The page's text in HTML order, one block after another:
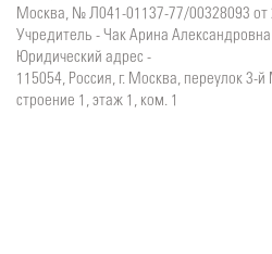
Москва, № Л041-01137-77/00328093 от
Учредитель - Чак Арина Александровна
Юридический адрес -
115054, Россия, г. Москва, переулок 3-
строение 1, этаж 1, ком. 1